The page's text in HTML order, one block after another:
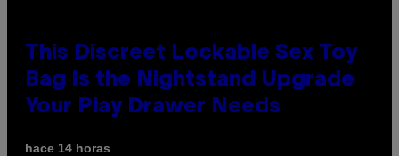
This Discreet Lockable Sex Toy
Bag Is the Nightstand Upgrade
Your Play Drawer Needs
hace 14 horas